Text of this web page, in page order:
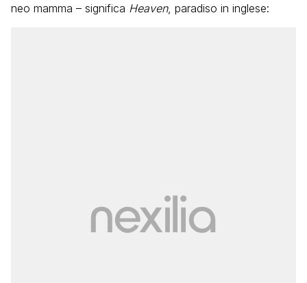
neo mamma – significa Heaven, paradiso in inglese: